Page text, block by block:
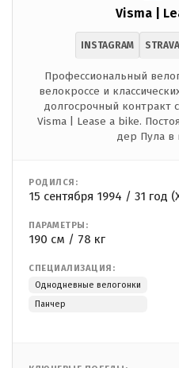
Visma |
INSTAGRAM STRAVA
Профессиональный
велокроссе и
долгосрочный контракт
Visma | Lease a bike.
дер Пула в
РОДИЛСЯ:
15 сентября 1994 / 31 год
ПАРАМЕТРЫ:
190 см / 78 кг
СПЕЦИАЛИЗАЦИЯ:
Однодневные велогонки
Панчер